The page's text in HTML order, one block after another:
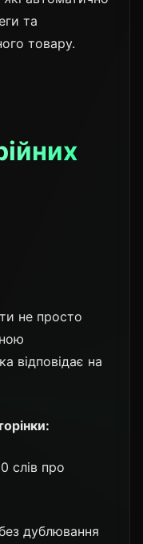
та
товару.
не просто
відповідає на
слів про
дублювання